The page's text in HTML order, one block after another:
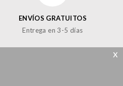
ENVÍOS GRATUITOS
Entrega en 3-5 días
x